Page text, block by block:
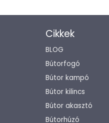
Cikkek
BLOG
Bútorfogó
Bútor kampó
Bútor kilincs
Bútor akasztó
Bútorhúzó